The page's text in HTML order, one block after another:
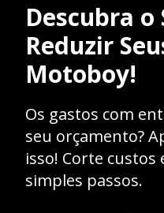
Descubra o
Reduzir
Motoboy!
Os gastos com
seu orçamento?
isso! Corte custos
simples passos.